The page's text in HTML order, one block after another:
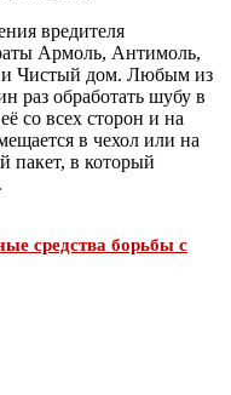
вредителя
Армоль, Антимоль,
и Чистый дом. Любым из
раз обработать шубу в
со всех сторон и на
в чехол или на
пакет, в который
средства борьбы с